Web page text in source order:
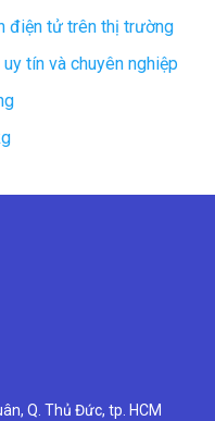
điện tử trên thị trường
tín và chuyên nghiệp
Q. Thủ Đức, tp. HCM